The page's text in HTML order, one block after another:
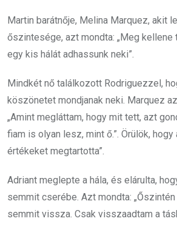
Martin barátnője, Melina Marquez, akit
őszintesége, azt mondta: „Meg kellene
egy kis hálát adhassunk neki”.
Mindkét nő találkozott Rodriguezzel,
köszönetet mondjanak neki. Marquez
„Amint megláttam, hogy mit tett, azt
fiam is olyan lesz, mint ő.”. Örülök,
értékeket megtartotta”.
Adriant meglepte a hála, és elárulta,
semmit cserébe. Azt mondta:
semmit vissza. Csak visszaadtam a